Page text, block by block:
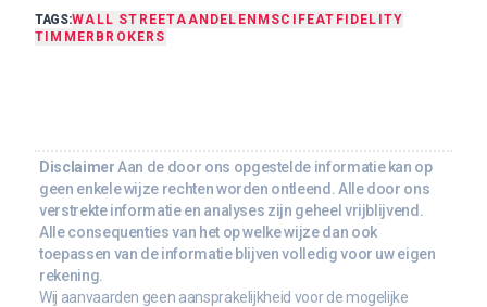
TAGS:WALL STREETAANDELEN MSCI FEAT FIDELITY
TIMMER BROKERS
Disclaimer Aan de door ons opgestelde informatie kan op
geen enkele wijze rechten worden ontleend. Alle door ons
verstrekte informatie en analyses zijn geheel vrijblijvend.
Alle consequenties van het op welke wijze dan ook
toepassen van de informatie blijven volledig voor uw eigen
rekening.
Wij aanvaarden geen aansprakelijkheid voor de mogelijke